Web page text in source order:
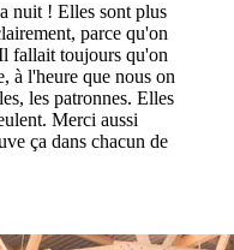
nuit ! Elles sont plus
parce qu'on
fallait toujours qu'on
à l'heure que nous on
les patronnes. Elles
Merci aussi
ça dans chacun de